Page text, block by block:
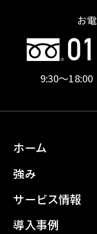
お
9:30〜18:00
ホーム
強み
サービス情報
導入事例